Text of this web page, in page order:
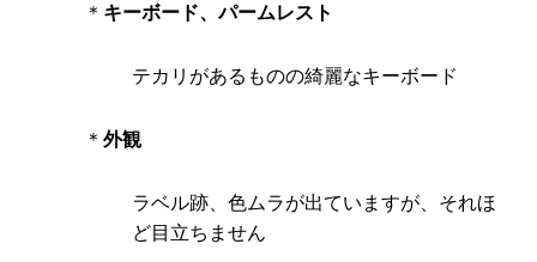
＊ キーボード、パームレスト
テカリがあるものの綺麗なキーボード
＊ 外観
ラベル跡、色ムラが出ていますが、それほ
ど目立ちません